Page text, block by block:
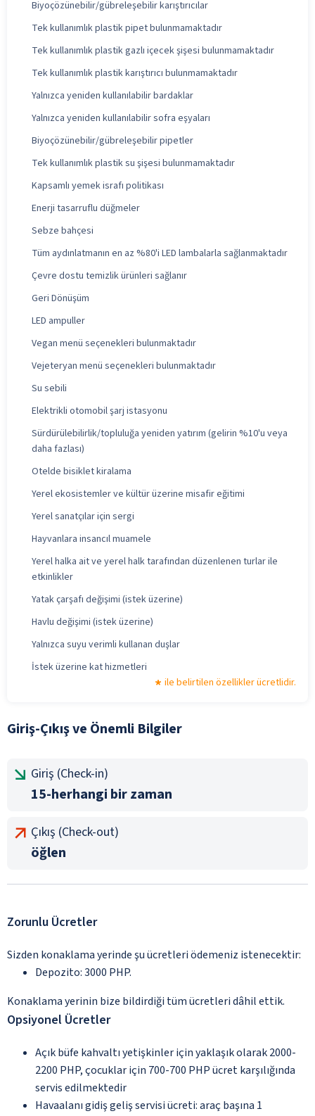
Biyoçözünebilir/gübreleşebilir karıştırıcılar
Tek kullanımlık plastik pipet bulunmamaktadır
Tek kullanımlık plastik gazlı içecek şişesi bulunmamaktadır
Tek kullanımlık plastik karıştırıcı bulunmamaktadır
Yalnızca yeniden kullanılabilir bardaklar
Yalnızca yeniden kullanılabilir sofra eşyaları
Biyoçözünebilir/gübreleşebilir pipetler
Tek kullanımlık plastik su şişesi bulunmamaktadır
Kapsamlı yemek israfı politikası
Enerji tasarruflu düğmeler
Sebze bahçesi
Tüm aydınlatmanın en az %80'i LED lambalarla sağlanmaktadır
Çevre dostu temizlik ürünleri sağlanır
Geri Dönüşüm
LED ampuller
Vegan menü seçenekleri bulunmaktadır
Vejeteryan menü seçenekleri bulunmaktadır
Su sebili
Elektrikli otomobil şarj istasyonu
Sürdürülebilirlik/topluluğa yeniden yatırım (gelirin %10'u veya
daha fazlası)
Otelde bisiklet kiralama
Yerel ekosistemler ve kültür üzerine misafir eğitimi
Yerel sanatçılar için sergi
Hayvanlara insancıl muamele
Yerel halka ait ve yerel halk tarafından düzenlenen turlar ile
etkinlikler
Yatak çarşafı değişimi (istek üzerine)
Havlu değişimi (istek üzerine)
Yalnızca suyu verimli kullanan duşlar
İstek üzerine kat hizmetleri
ile belirtilen özellikler ücretlidir.
Giriş-Çıkış ve Önemli Bilgiler
Giriş (Check-in)
15-herhangi bir zaman
Çıkış (Check-out)
öğlen
Zorunlu Ücretler
Sizden konaklama yerinde şu ücretleri ödemeniz istenecektir:
Depozito: 3000 PHP.
Konaklama yerinin bize bildirdiği tüm ücretleri dâhil ettik.
Opsiyonel Ücretler
Açık büfe kahvaltı yetişkinler için yaklaşık olarak 2000-
2200 PHP, çocuklar için 700-700 PHP ücret karşılığında
servis edilmektedir
Havaalanı gidiş geliş servisi ücreti: araç başına 1